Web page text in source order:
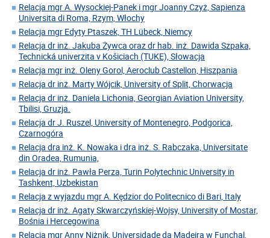
Relacja mgr A. Wysockiej-Panek i mgr Joanny Czyż, Sapienza
Universita di Roma, Rzym, Włochy
Relacja mgr Edyty Ptaszek, TH Lübeck, Niemcy
Relacja dr inż. Jakuba Żywca oraz dr hab. inż. Dawida Szpaka,
Technická univerzita v Košiciach (TUKE), Słowacja
Relacja mgr inż. Oleny Gorol, Aeroclub Castellon, Hiszpania
Relacja dr inż. Marty Wójcik, University of Split, Chorwacja
Relacja dr inż. Daniela Lichonia, Georgian Aviation University,
Tbilisi, Gruzja.
Relacja dr J. Ruszel, University of Montenegro, Podgorica,
Czarnogóra
Relacja dra inż. K. Nowaka i dra inż. S. Rabczaka, Universitate
din Oradea, Rumunia,
Relacja dr inż. Pawła Perza, Turin Polytechnic University in
Tashkent, Uzbekistan
Relacja z wyjazdu mgr A. Kędzior do Politecnico di Bari, Italy
Relacja dr inż. Agaty Skwarczyńskiej-Wojsy, University of Mostar,
Bośnia i Hercegowina
Relacja mgr Anny Niżnik, Universidade da Madeira w Funchal,